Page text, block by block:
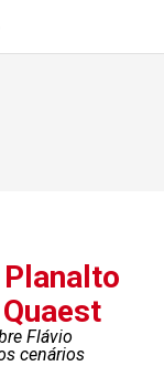
Flávio
cenários